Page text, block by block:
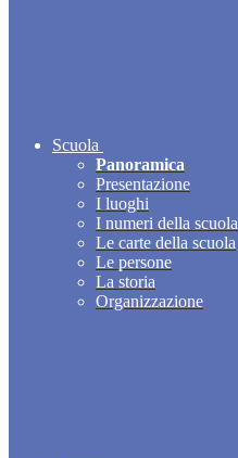
Scuola
Panoramica
Presentazione
I luoghi
I numeri della scuola
Le carte della scuola
Le persone
La storia
Organizzazione